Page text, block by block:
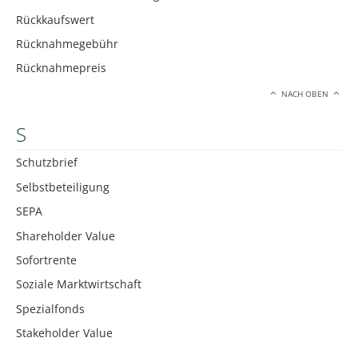
Rückkaufswert
Rücknahmegebühr
Rücknahmepreis
NACH OBEN
S
Schutzbrief
Selbstbeteiligung
SEPA
Shareholder Value
Sofortrente
Soziale Marktwirtschaft
Spezialfonds
Stakeholder Value